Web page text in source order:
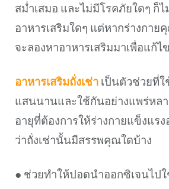
สม่ำเสมอ และไม่มีโรคภัยใดๆ ก็
อาหารเสริมใดๆ แต่หากร่างกา
จะลองหาอาหารเสริมมาเพื่อแก้
อาหารเสริมถั่งเช่าเป็นตัวช่วยที่
แสนนานและใช้กันอย่างแพร่หล
อายุที่ต้องการให้ร่างกายแข็งแร
ว่าถั่งเช่านั้นมีสรรพคุณใดบ้าง
● ช่วยทำให้ปอดนำออกซิเจนไป